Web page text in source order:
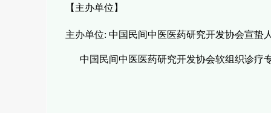
【主办单位】
主办单位: 中国民间中医医药研究开发协会宣蛰
中国民间中医医药研究开发协会软组织诊疗